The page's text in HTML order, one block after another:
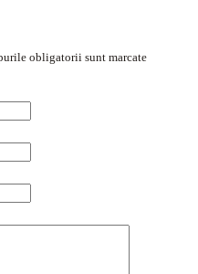
obligatorii sunt marcate